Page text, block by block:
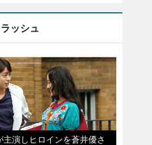
ッシュ
主演しヒロインを蒼井優さ